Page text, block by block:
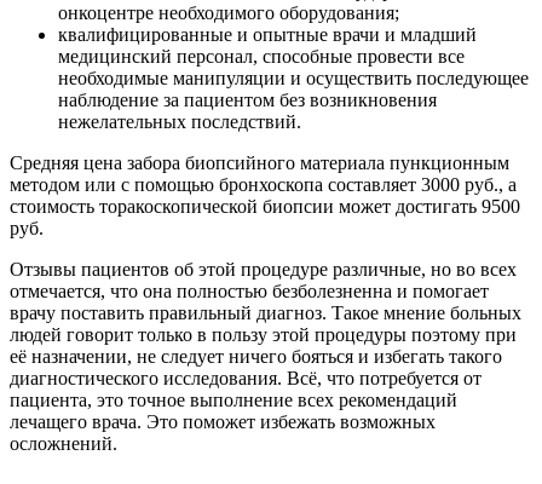
онкоцентре необходимого оборудования;
квалифицированные и опытные врачи и младший
медицинский персонал, способные провести все
необходимые манипуляции и осуществить последующее
наблюдение за пациентом без возникновения
нежелательных последствий.
Средняя цена забора биопсийного материала пункционным
методом или с помощью бронхоскопа составляет 3000 руб., а
стоимость торакоскопической биопсии может достигать 9500
руб.
Отзывы пациентов об этой процедуре различные, но во всех
отмечается, что она полностью безболезненна и помогает
врачу поставить правильный диагноз. Такое мнение больных
людей говорит только в пользу этой процедуры поэтому при
её назначении, не следует ничего бояться и избегать такого
диагностического исследования. Всё, что потребуется от
пациента, это точное выполнение всех рекомендаций
лечащего врача. Это поможет избежать возможных
осложнений.